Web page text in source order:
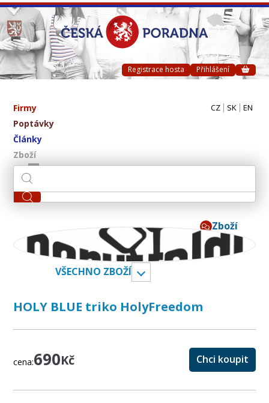
Registrace hosta Přihlášení
Firmy
Poptávky
Články
Zboží
CZ SK EN
Zboží
Baruffaldi
VŠECHNO ZBOŽÍ
HOLY BLUE triko HolyFreedom
cena:690Kč Chci koupit